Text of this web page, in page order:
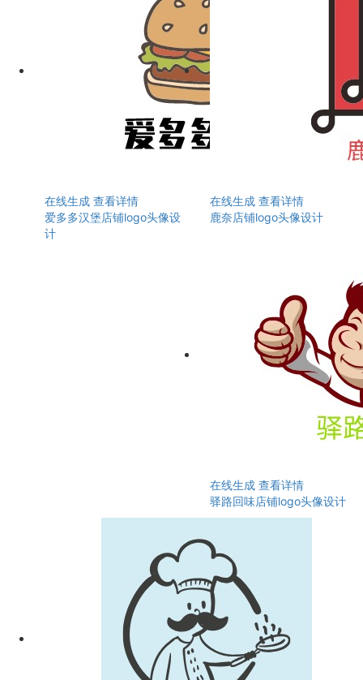
在线生成 查看详情
爱多多汉堡店铺logo头像设
计
在线生成 查看详情
鹿奈店铺logo头像设计
在线生成 查看详情
驿路回味店铺logo头像设计